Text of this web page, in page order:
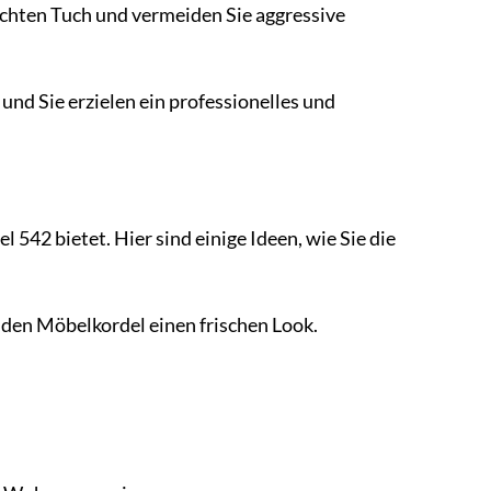
Tuch und vermeiden Sie aggressive
Sie erzielen ein professionelles und
542 bietet. Hier sind einige Ideen, wie Sie die
Möbelkordel einen frischen Look.